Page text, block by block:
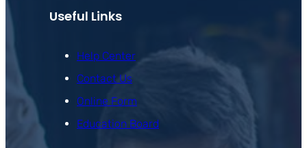
Useful Links
Help Center
Contact Us
Online Form
Education Board